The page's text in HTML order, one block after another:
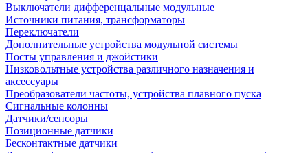
Выключатели дифференцальные модульные
Источники питания, трансформаторы
Переключатели
Дополнительные устройства модульной системы
Посты управления и джойстики
Низковольтные устройства различного назначения и
аксессуары
Преобразователи частоты, устройства плавного пуска
Сигнальные колонны
Датчики/сенсоры
Позиционные датчики
Бесконтактные датчики